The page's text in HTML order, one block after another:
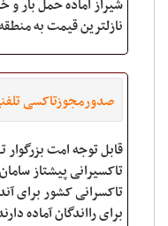
نازلترین قیمت به
صدورمجوزتاکسی
تاکسیرانی پیشتاز
تاکسرانی کشور برای
برای رااندگان آماده